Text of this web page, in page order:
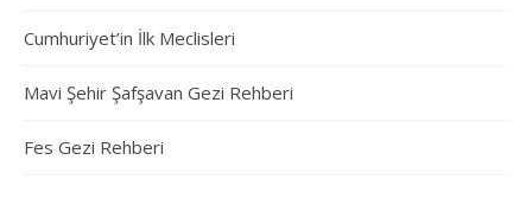
Cumhuriyet’in İlk Meclisleri
Mavi Şehir Şafşavan Gezi Rehberi
Fes Gezi Rehberi